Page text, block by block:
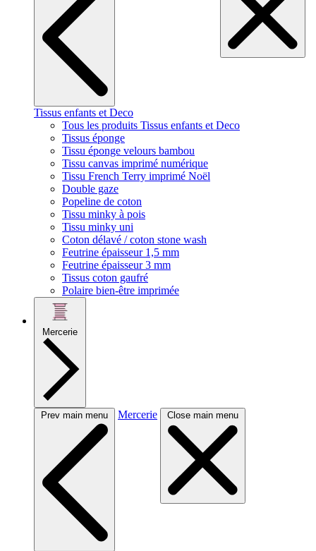
Tissus enfants et Deco
Tous les produits Tissus enfants et Deco
Tissus éponge
Tissu éponge velours bambou
Tissu canvas imprimé numérique
Tissu French Terry imprimé Noël
Double gaze
Popeline de coton
Tissu minky à pois
Tissu minky uni
Coton délavé / coton stone wash
Feutrine épaisseur 1,5 mm
Feutrine épaisseur 3 mm
Tissus coton gaufré
Polaire bien-être imprimée
Mercerie
Prev main menu Mercerie Close main menu